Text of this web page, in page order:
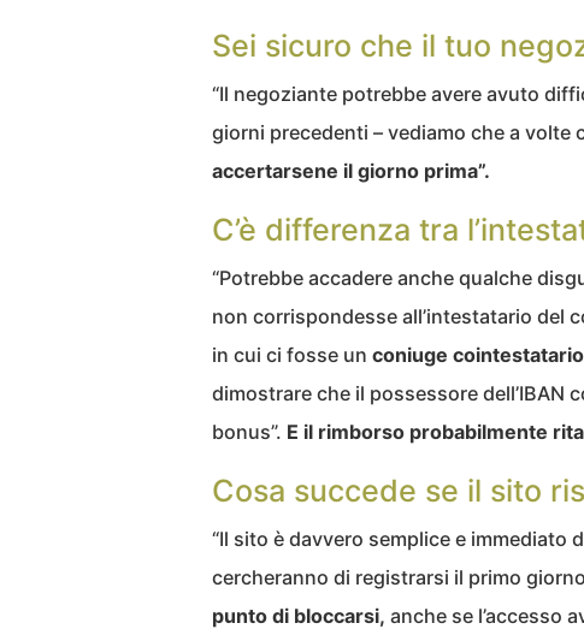
Sei sicuro che il tuo
“Il negoziante potrebbe avere avuto
giorni precedenti – vediamo che a volte
accertarsene il giorno prima”.
C’è differenza tra
“Potrebbe accadere anche qualche
non corrispondesse all’intestatario del
in cui ci fosse un coniuge cointestatario
dimostrare che il possessore dell’IBAN
bonus”. E il rimborso probabilmente
Cosa succede se il sito
“Il sito è davvero semplice e immediato
cercheranno di registrarsi il primo
punto di bloccarsi, anche se l’accesso